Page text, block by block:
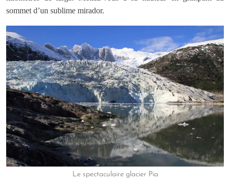
sommet d’un sublime mirador.
Le spectaculaire glacier Pia